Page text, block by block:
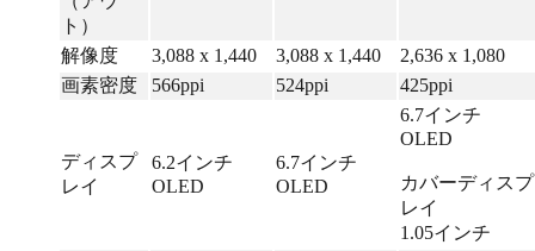
ト）
解像度 3,088 x 1,440 3,088 x 1,440
2,636 x 1,080
画素密度
566ppi 524ppi 425ppi
ディスプ
レイ
6.2インチ
OLED
6.7インチ
OLED
6.7インチ
OLED
カバーディスプ
レイ
1.05インチ